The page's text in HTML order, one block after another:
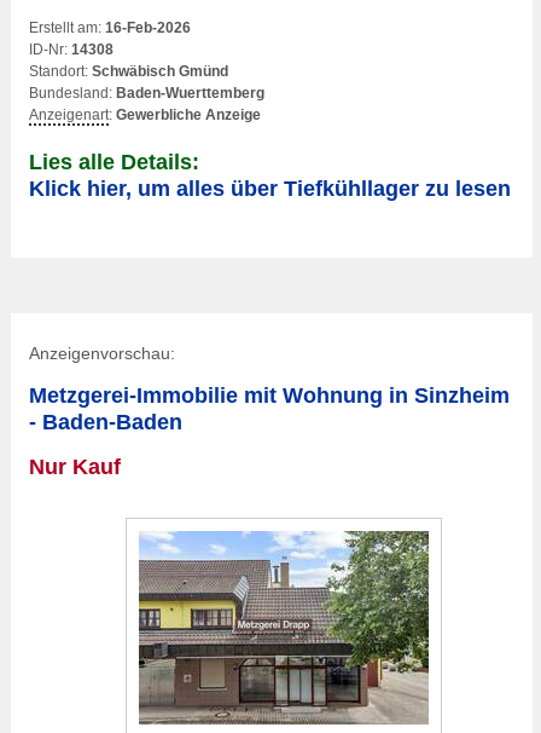
Erstellt am: 16-Feb-2026
ID-Nr: 14308
Standort: Schwäbisch Gmünd
Bundesland: Baden-Wuerttemberg
Anzeigenart: Gewerbliche Anzeige
Lies alle Details:
Klick hier, um alles über Tiefkühllager zu lesen
Anzeigenvorschau:
Metzgerei-Immobilie mit Wohnung in Sinzheim
- Baden-Baden
Nur Kauf